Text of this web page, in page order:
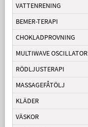
VATTENRENING
BEMER-TERAPI
CHOKLADPROVNING
MULTIWAVE OSCILLATOR
RÖDLJUSTERAPI
MASSAGEFÅTÖLJ
KLÄDER
VÄSKOR